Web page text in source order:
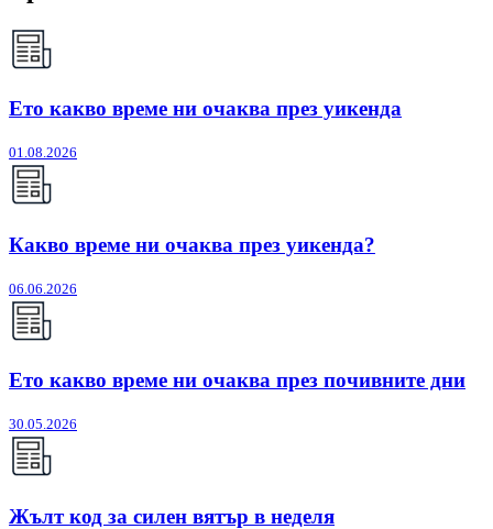
Ето какво време ни очаква през уикенда
01.08.2026
Какво време ни очаква през уикенда?
06.06.2026
Ето какво време ни очаква през почивните дни
30.05.2026
Жълт код за силен вятър в неделя